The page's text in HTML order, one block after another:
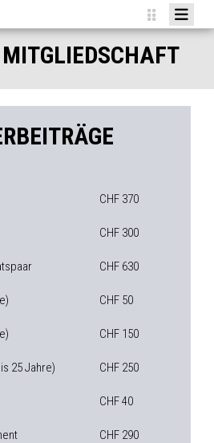
CHF 370
CHF 300
CHF 630
CHF 50
CHF 150
25 Jahre) CHF 250
CHF 40
CHF 290